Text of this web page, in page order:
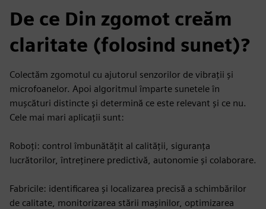
De ce Din zgomot creăm
claritate (folosind sunet)?
Colectăm zgomotul cu ajutorul senzorilor de vibrații și
microfoanelor. Apoi algoritmul împarte sunetele în
mușcături distincte și determină ce este relevant și ce nu.
Cele mai mari aplicații sunt:
Roboți: control îmbunătățit al calității, siguranța
lucrătorilor, întreținere predictivă, autonomie și colaborare.
Fabricile: identificarea și localizarea precisă a schimbărilor
de calitate, monitorizarea stării mașinilor, optimizarea